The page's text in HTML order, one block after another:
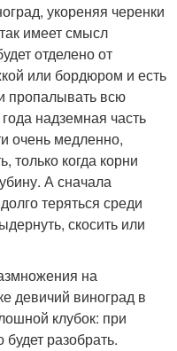
укореняя черенки
имеет смысл
отделено от
или бордюром и есть
пропалывать всю
надземная часть
очень медленно,
только когда корни
А сначала
теряться среди
скосить или
на
девичий виноград в
клубок: при
разобрать.